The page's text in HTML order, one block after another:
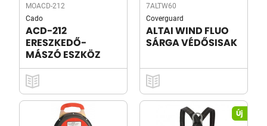
MOACD-212
Cado
ACD-212
ERESZKEDŐ-
MÁSZÓ ESZKÖZ
7ALTW60
Coverguard
ALTAI WIND FLUO
SÁRGA VÉDŐSISAK
Új